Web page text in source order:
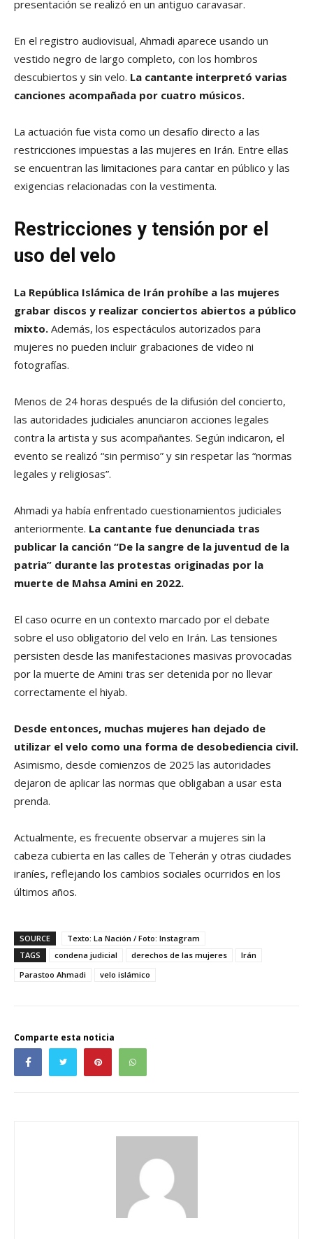
presentación se realizó en un antiguo caravasar.
En el registro audiovisual, Ahmadi aparece usando un
vestido negro de largo completo, con los hombros
descubiertos y sin velo. La cantante interpretó varias
canciones acompañada por cuatro músicos.
La actuación fue vista como un desafío directo a las
restricciones impuestas a las mujeres en Irán. Entre ellas
se encuentran las limitaciones para cantar en público y las
exigencias relacionadas con la vestimenta.
Restricciones y tensión por el
uso del velo
La República Islámica de Irán prohíbe a las mujeres
grabar discos y realizar conciertos abiertos a público
mixto. Además, los espectáculos autorizados para
mujeres no pueden incluir grabaciones de video ni
fotografías.
Menos de 24 horas después de la difusión del concierto,
las autoridades judiciales anunciaron acciones legales
contra la artista y sus acompañantes. Según indicaron, el
evento se realizó “sin permiso” y sin respetar las “normas
legales y religiosas”.
Ahmadi ya había enfrentado cuestionamientos judiciales
anteriormente. La cantante fue denunciada tras
publicar la canción “De la sangre de la juventud de la
patria” durante las protestas originadas por la
muerte de Mahsa Amini en 2022.
El caso ocurre en un contexto marcado por el debate
sobre el uso obligatorio del velo en Irán. Las tensiones
persisten desde las manifestaciones masivas provocadas
por la muerte de Amini tras ser detenida por no llevar
correctamente el hiyab.
Desde entonces, muchas mujeres han dejado de
utilizar el velo como una forma de desobediencia civil.
Asimismo, desde comienzos de 2025 las autoridades
dejaron de aplicar las normas que obligaban a usar esta
prenda.
Actualmente, es frecuente observar a mujeres sin la
cabeza cubierta en las calles de Teherán y otras ciudades
iraníes, reflejando los cambios sociales ocurridos en los
últimos años.
SOURCE
Texto: La Nación / Foto: Instagram
TAGS
condena judicial derechos de las mujeres
Irán
Parastoo Ahmadi
velo islámico
Comparte esta noticia